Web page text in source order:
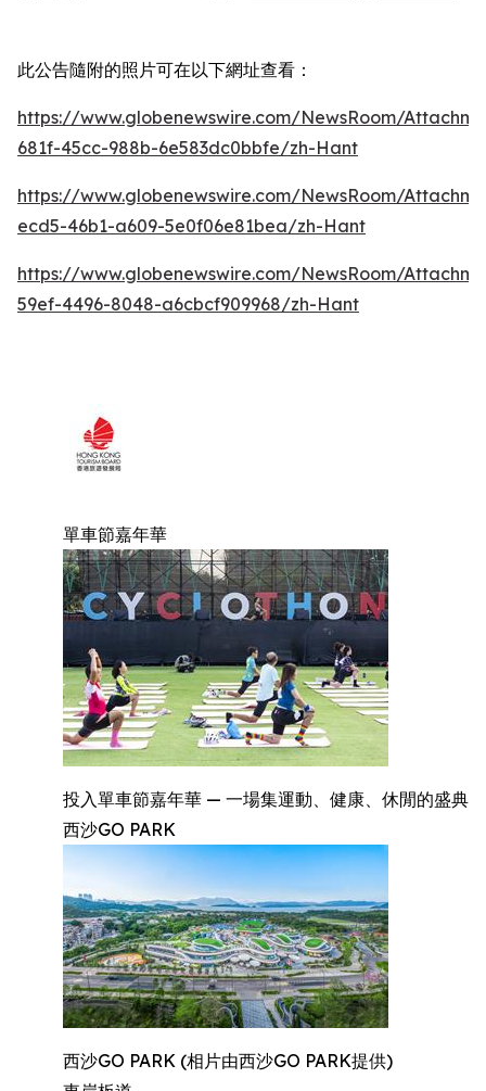
此公告隨附的照片可在以下網址查看：
https://www.globenewswire.com/NewsRoom/
681f-45cc-988b-6e583dc0bbfe/zh-Hant
https://www.globenewswire.com/NewsRoom/
ecd5-46b1-a609-5e0f06e81bea/zh-Hant
https://www.globenewswire.com/NewsRoom/
59ef-4496-8048-a6cbcf909968/zh-Hant
單車節嘉年華
投入單車節嘉年華 — 一場集運動、健康、休閒的盛典
西沙GO PARK
西沙GO PARK (相片由西沙GO PARK提供)